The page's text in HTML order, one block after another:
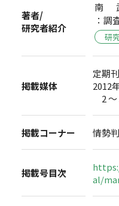
著者/
研究者紹介
南
：
研
掲載媒体
定期
2012
2 ～
掲載コーナー 情勢
掲載号目次
al/